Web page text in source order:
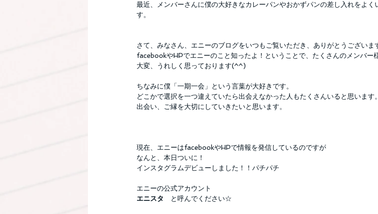
最近、メンバーさんに僕の大好きなカレーパンやおかずパンの差し入れをよ
す。
さて、みなさん、エニーのブログをいつもご覧いただき、ありがとうございま
facebookやHPでエニーのこと知ったよ！ということで、たくさんのメンバー
大変、うれしく思っております(^^)
ちなみに僕「一期一会」という言葉が大好きです。
どこかで選択を一つ違えていたら出会えなかった人もたくさんいると思います。
出会い、ご縁を大切にしていきたいと思います。
現在、エニーはfacebookやHPで情報を発信しているのですが
なんと、本日ついに！
インスタグラムデビューしました！！パチパチ
エニーの公式アカウント
エニスタ
と呼んでください☆